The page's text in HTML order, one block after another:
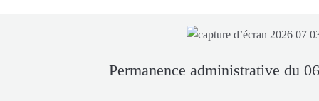
Permanence administrative du